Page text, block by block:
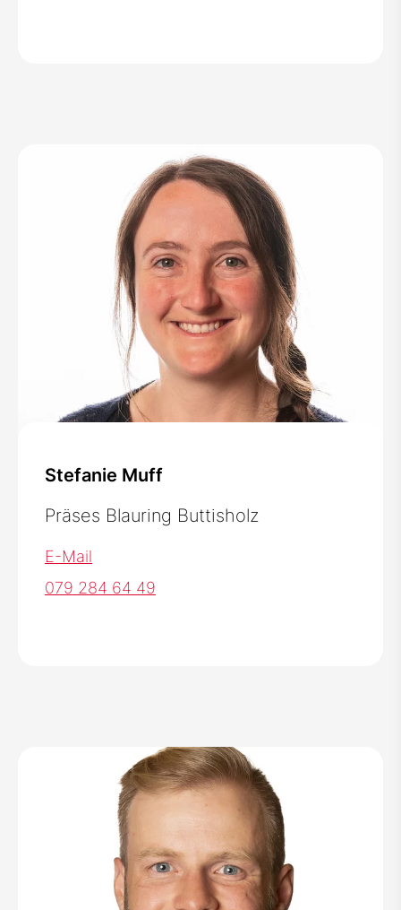
Stefanie Muff
Präses Blauring Buttisholz
E-Mail
079 284 64 49